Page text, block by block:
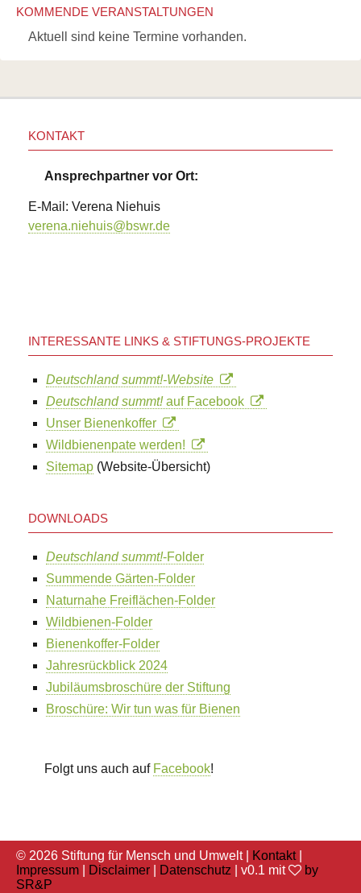
KOMMENDE VERANSTALTUNGEN
Aktuell sind keine Termine vorhanden.
KONTAKT
Ansprechpartner vor Ort:
E-Mail: Verena Niehuis
verena.niehuis@bswr.de
INTERESSANTE LINKS & STIFTUNGS-PROJEKTE
Deutschland summt!-Website
Deutschland summt!auf Facebook
Unser Bienenkoffer
Wildbienenpate werden!
Sitemap (Website-Übersicht)
DOWNLOADS
Deutschland summt!-Folder
Summende Gärten-Folder
Naturnahe Freiflächen-Folder
Wildbienen-Folder
Bienenkoffer-Folder
Jahresrückblick 2024
Jubiläumsbroschüre der Stiftung
Broschüre: Wir tun was für Bienen
Folgt uns auch auf Facebook!
© 2026 Stiftung für Mensch und Umwelt | Kontakt|
Impressum
Disclaimer Datenschutz | v0.1 mit
by
SR&P